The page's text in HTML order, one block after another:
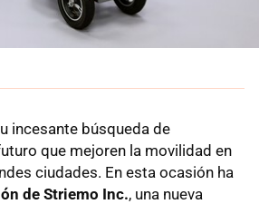
incesante búsqueda de
que mejoren la movilidad en
ciudades. En esta ocasión ha
de Striemo Inc., una nueva